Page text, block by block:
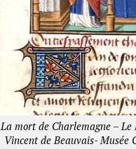
La mort de Charlemagne –
Vincent de Beauvais- Musée